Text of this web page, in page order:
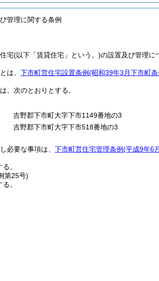
管理に関する条例
宅(以下「賃貸住宅」という。)の設置及び管理に
は、 下市町営住宅設置条例(昭和39年3月下市町
、次のとおりとする。
吉野郡下市町大字下市1149番地の3
吉野郡下市町大字下市518番地の3
必要な事項は、 下市町営住宅管理条例(平成9年6
。
第25号)
。